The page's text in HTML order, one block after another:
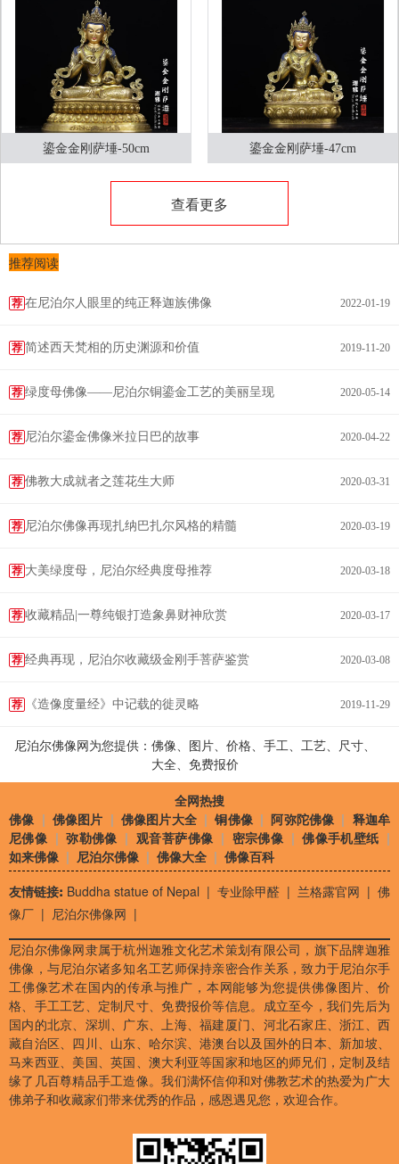
鎏金金刚萨埵-50cm 鎏金金刚萨埵-47cm
查看更多
推荐阅读
荐 在尼泊尔人眼里的纯正释迦族佛像 2022-01-19
荐 简述西天梵相的历史渊源和价值 2019-11-20
荐 绿度母佛像——尼泊尔铜鎏金工艺的美丽呈现 2020-05-14
荐 尼泊尔鎏金佛像米拉日巴的故事 2020-04-22
荐 佛教大成就者之莲花生大师 2020-03-31
荐 尼泊尔佛像再现扎纳巴扎尔风格的精髓 2020-03-19
荐 大美绿度母，尼泊尔经典度母推荐 2020-03-18
荐 收藏精品|一尊纯银打造象鼻财神欣赏 2020-03-17
荐 经典再现，尼泊尔收藏级金刚手菩萨鉴赏 2020-03-08
荐 《造像度量经》中记载的徙灵略 2019-11-29
尼泊尔佛像网为您提供：佛像、图片、价格、手工、工艺、尺寸、
大全、免费报价
全网热搜
佛像 | 佛像图片 |佛像图片大全|铜佛像 |阿弥陀佛像 | 释迦牟
尼佛像 |弥勒佛像 |观音菩萨佛像 | 密宗佛像 |佛像手机壁纸 |
如来佛像 | 尼泊尔佛像 | 佛像大全 | 佛像百科
友情链接: Buddha statue of Nepal | 专业除甲醛 | 兰格露官网 | 佛
像厂 | 尼泊尔佛像网 |
尼泊尔佛像网隶属于杭州迦雅文化艺术策划有限公司，旗下品牌迦雅
佛像，与尼泊尔诸多知名工艺师保持亲密合作关系，致力于尼泊尔手
工佛像艺术在国内的传承与推广，本网能够为您提供佛像图片、价
格、手工工艺、定制尺寸、免费报价等信息。成立至今，我们先后为
国内的北京、深圳、广东、上海、福建厦门、河北石家庄、浙江、西
藏自治区、四川、山东、哈尔滨、港澳台以及国外的日本、新加坡、
马来西亚、美国、英国、澳大利亚等国家和地区的师兄们，定制及结
缘了几百尊精品手工造像。我们满怀信仰和对佛教艺术的热爱为广大
佛弟子和收藏家们带来优秀的作品，感恩遇见您，欢迎合作。